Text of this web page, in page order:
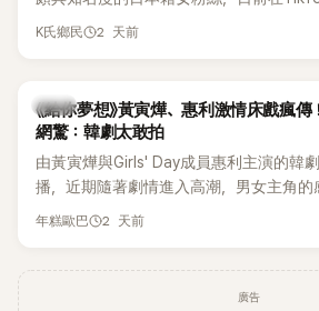
終不幸身亡，消息曝光後震驚韓網，也讓
K氏鄉民 2 天前
韓劇
《給你夢想》黃寅燁、惠利激情床戲瘋
網驚：韓劇太敢拍
由黃寅燁與Girls' Day成員惠利主演的韓劇
播，近期隨著劇情進入高潮，男女主角的
新播出的第8集不僅上演火辣吻戲，更接
年糕歐巴 2 天前
廣告